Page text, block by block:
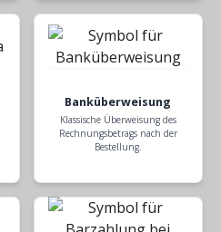
Banküberweisung
Klassische Überweisung des
Rechnungsbetrags nach der
Bestellung.